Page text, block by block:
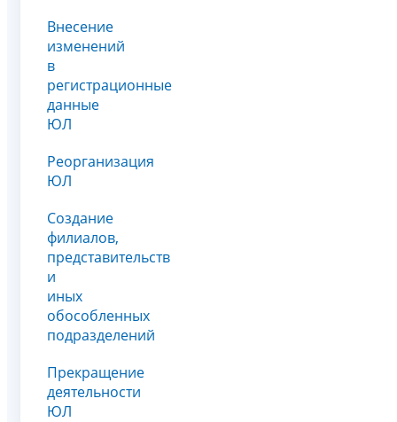
Внесение
изменений
в
регистрационные
данные
ЮЛ
Реорганизация
ЮЛ
Создание
филиалов,
представительств
и
иных
обособленных
подразделений
Прекращение
деятельности
ЮЛ